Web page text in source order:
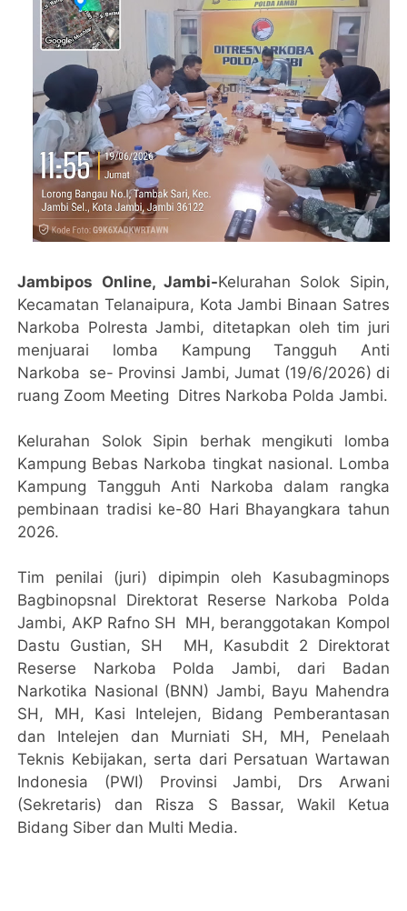
Jambipos Online, Jambi-Kelurahan Solok Sipin,
Kecamatan Telanaipura, Kota Jambi Binaan Satres
Narkoba Polresta Jambi, ditetapkan oleh tim juri
menjuarai lomba Kampung Tangguh Anti
Narkoba se- Provinsi Jambi, Jumat (19/6/2026) di
ruang Zoom Meeting Ditres Narkoba Polda Jambi.
Kelurahan Solok Sipin berhak mengikuti lomba
Kampung Bebas Narkoba tingkat nasional. Lomba
Kampung Tangguh Anti Narkoba dalam rangka
pembinaan tradisi ke-80 Hari Bhayangkara tahun
2026.
Tim penilai (juri) dipimpin oleh Kasubagminops
Bagbinopsnal Direktorat Reserse Narkoba Polda
Jambi, AKP Rafno SH MH, beranggotakan Kompol
Dastu Gustian, SH MH, Kasubdit 2 Direktorat
Reserse Narkoba Polda Jambi, dari Badan
Narkotika Nasional (BNN) Jambi, Bayu Mahendra
SH, MH, Kasi Intelejen, Bidang Pemberantasan
dan Intelejen dan Murniati SH, MH, Penelaah
Teknis Kebijakan, serta dari Persatuan Wartawan
Indonesia (PWI) Provinsi Jambi, Drs Arwani
(Sekretaris) dan Risza S Bassar, Wakil Ketua
Bidang Siber dan Multi Media.